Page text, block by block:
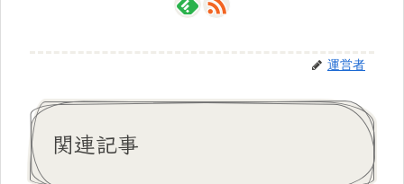
運営者
関連記事